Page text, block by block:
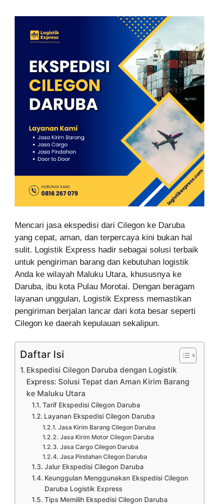
Mencari jasa ekspedisi dari Cilegon ke Daruba
yang cepat, aman, dan terpercaya kini bukan hal
sulit. Logistik Express hadir sebagai solusi terbaik
untuk pengiriman barang dan kebutuhan logistik
Anda ke wilayah Maluku Utara, khususnya ke
Daruba, ibu kota Pulau Morotai. Dengan beragam
layanan unggulan, Logistik Express memastikan
pengiriman berjalan lancar dari kota besar seperti
Cilegon ke daerah kepulauan sekalipun.
Daftar Isi
Ekspedisi Cilegon Daruba dengan Logistik
Express: Solusi Tepat dan Aman Kirim Barang
ke Maluku Utara
Tarif Ekspedisi Cilegon Daruba
Layanan Ekspedisi Cilegon Daruba
Jasa Kirim Barang Cilegon Daruba
Jasa Kirim Motor Cilegon Daruba
Jasa Cargo Cilegon Daruba
Jasa Pindahan Cilegon Daruba
Jalur Ekspedisi Cilegon Daruba
Keunggulan Menggunakan Ekspedisi Cilegon
Daruba Logistik Express
Tips Memilih Ekspedisi Cilegon Daruba